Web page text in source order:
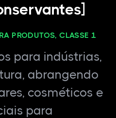
PRODUTOS, CLASSE 1
para indústrias,
abrangendo
cosméticos e
para